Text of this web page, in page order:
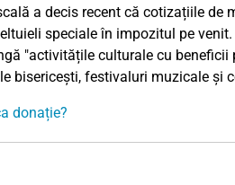
a decis recent că cotizațiile
speciale în impozitul pe
"activitățile culturale cu
bisericești, festivaluri muzicale și
donație?